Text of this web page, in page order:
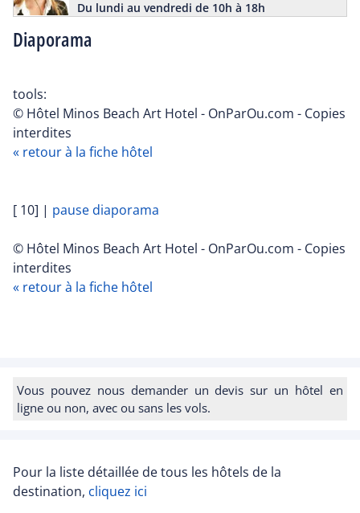
Diaporama
Du lundi au vendredi de 10h à 18h
tools:
© Hôtel Minos Beach Art Hotel - OnParOu.com - Copies
interdites
« retour à la fiche hôtel
[ 10] | pause diaporama
© Hôtel Minos Beach Art Hotel - OnParOu.com - Copies
interdites
« retour à la fiche hôtel
Vous pouvez nous demander un devis sur un hôtel en
ligne ou non, avec ou sans les vols.
Pour la liste détaillée de tous les hôtels de la
destination, cliquez ici